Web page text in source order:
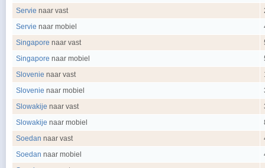
Servie naar vast
Servie naar mobiel
Singapore naar vast
Singapore naar mobiel
Slovenie naar vast
Slovenie naar mobiel
Slowakije naar vast
Slowakije naar mobiel
Soedan naar vast
Soedan naar mobiel